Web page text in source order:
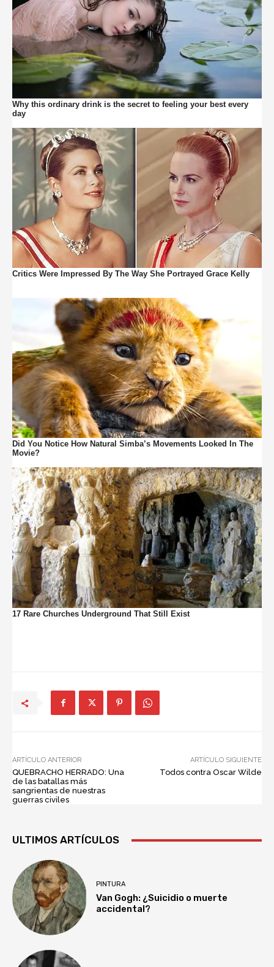
ARTÍCULO ANTERIOR
QUEBRACHO HERRADO: Una
de las batallas más
sangrientas de nuestras
guerras civiles
ARTÍCULO SIGUIENTE
Todos contra Oscar Wilde
ULTIMOS ARTÍCULOS
PINTURA
Van Gogh: ¿Suicidio o muerte
accidental?